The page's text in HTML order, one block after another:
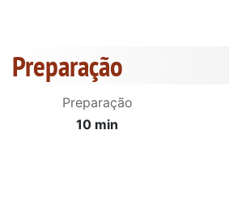
Preparação
Preparação
10 min